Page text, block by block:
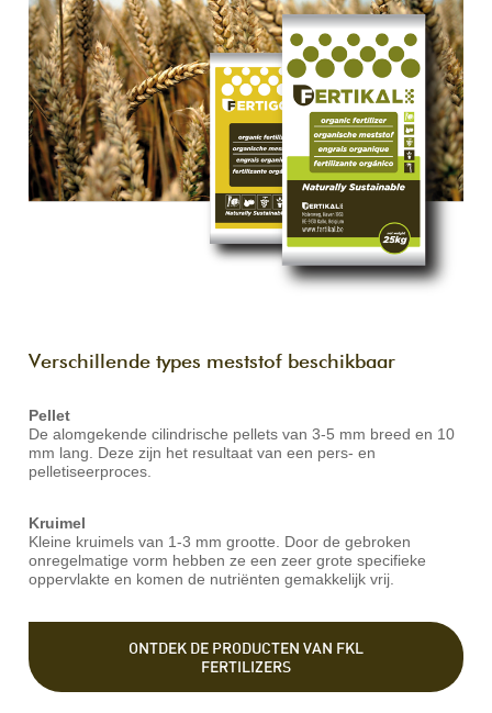
Verschillende types meststof beschikbaar
Pellet
De alomgekende cilindrische pellets van 3-5 mm breed en 10
mm lang. Deze zijn het resultaat van een pers- en
pelletiseerproces.
Kruimel
Kleine kruimels van 1-3 mm grootte. Door de gebroken
onregelmatige vorm hebben ze een zeer grote specifieke
oppervlakte en komen de nutriënten gemakkelijk vrij.
ONTDEK DE PRODUCTEN VAN FKL
FERTILIZERS